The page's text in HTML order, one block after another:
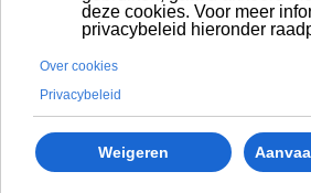
Een trendy en
De PAUL-bureaustoel is ontworpen
Het gamma voldoet aan alle